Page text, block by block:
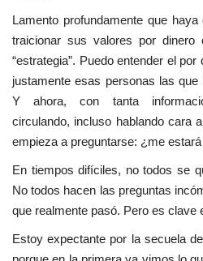
Lamento profundamente que
traicionar sus valores por
“estrategia”. Puedo entender el
justamente esas personas las
Y ahora, con tanta
circulando, incluso hablando cara
empieza a preguntarse: ¿me
En tiempos difíciles, no todos se
No todos hacen las preguntas
que realmente pasó. Pero es clave
Estoy expectante por la secuela